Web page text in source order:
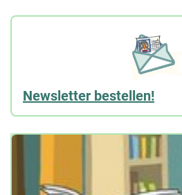
Newsletter bestellen!